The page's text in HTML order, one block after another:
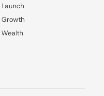
Launch
Growth
Wealth